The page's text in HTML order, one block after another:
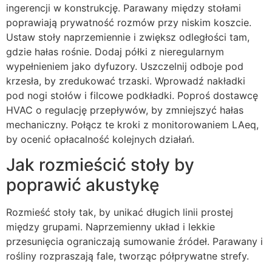
ingerencji w konstrukcję. Parawany między stołami
poprawiają prywatność rozmów przy niskim koszcie.
Ustaw stoły naprzemiennie i zwiększ odległości tam,
gdzie hałas rośnie. Dodaj półki z nieregularnym
wypełnieniem jako dyfuzory. Uszczelnij odboje pod
krzesła, by zredukować trzaski. Wprowadź nakładki
pod nogi stołów i filcowe podkładki. Poproś dostawcę
HVAC o regulację przepływów, by zmniejszyć hałas
mechaniczny. Połącz te kroki z monitorowaniem LAeq,
by ocenić opłacalność kolejnych działań.
Jak rozmieścić stoły by
poprawić akustykę
Rozmieść stoły tak, by unikać długich linii prostej
między grupami. Naprzemienny układ i lekkie
przesunięcia ograniczają sumowanie źródeł. Parawany i
rośliny rozpraszają fale, tworząc półprywatne strefy.